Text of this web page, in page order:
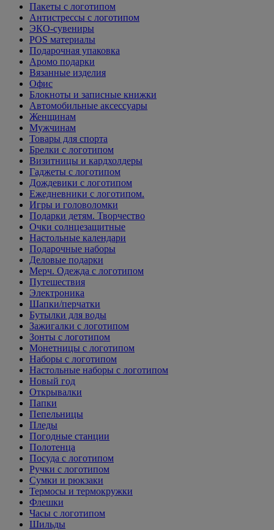
Пакеты с логотипом
Антистрессы с логотипом
ЭКО-сувениры
POS материалы
Подарочная упаковка
Аромо подарки
Вязанные изделия
Офис
Блокноты и записные книжки
Автомобильные аксессуары
Женщинам
Мужчинам
Товары для спорта
Брелки с логотипом
Визитницы и кардхолдеры
Гаджеты с логотипом
Дождевики с логотипом
Ежедневники с логотипом.
Игры и головоломки
Подарки детям. Творчество
Очки солнцезащитные
Настольные календари
Подарочные наборы
Деловые подарки
Мерч. Одежда с логотипом
Путешествия
Электроника
Шапки/перчатки
Бутылки для воды
Зажигалки с логотипом
Зонты с логотипом
Монетницы с логотипом
Наборы с логотипом
Настольные наборы с логотипом
Новый год
Открывалки
Папки
Пепельницы
Пледы
Погодные станции
Полотенца
Посуда с логотипом
Ручки с логотипом
Сумки и рюкзаки
Термосы и термокружки
Флешки
Часы с логотипом
Шильды